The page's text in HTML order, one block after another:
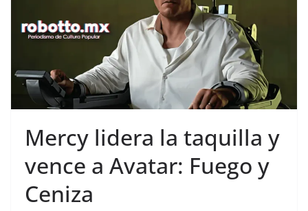
Mercy lidera la taquilla y
vence a Avatar: Fuego y
Ceniza